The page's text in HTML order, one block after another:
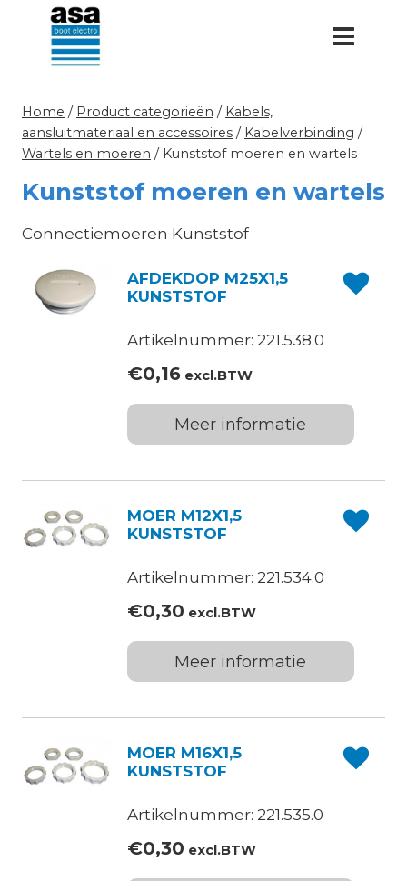
Doorgaan
inhoud
Home / Product categorieën / Kabels,
aansluitmateriaal en accessoires / Kabelverbinding /
Wartels en moeren / Kunststof moeren en wartels
Kunststof moeren en wartels
Connectiemoeren Kunststof
AFDEKDOP M25X1,5
KUNSTSTOF
Artikelnummer: 221.538.0
€0,16excl.BTW
Meer informatie
MOER M12X1,5
KUNSTSTOF
Artikelnummer: 221.534.0
€0,30 excl.BTW
Meer informatie
MOER M16X1,5
KUNSTSTOF
Artikelnummer: 221.535.0
€0,30 excl.BTW